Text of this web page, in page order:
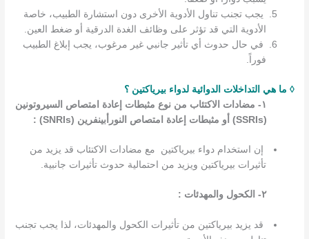
يجب تجنب تناول الأدوية الأخرى دون استشارة الطبيب، خاصة
الأدوية التي قد تؤثر على وظائف الغدة الدرقية أو ضغط العين.
في حال حدوث أي تأثير جانبي غير مرغوب، يجب إبلاغ الطبيب
فوراً.
◊ ما هي التداخلات الدوائية لدواء بيرياكتين ؟
١- مضادات الاكتئاب من نوع مثبطات إعادة امتصاص السيروتونين
(SSRIs) أو مثبطات إعادة امتصاص النورأبينفرين (SNRIs) :
إن استخدام دواء بيرياكتين مع مضادات الاكتئاب قد يزيد من
تأثيرات بيرياكتين ويزيد من احتمالية حدوث تأثيرات جانبية.
٢- الكحول والمهدئات :
قد يزيد بيرياكتين من تأثيرات الكحول والمهدئات، لذا يجب تجنب